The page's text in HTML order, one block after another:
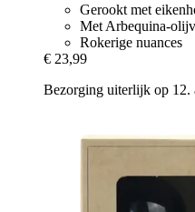
Gerookt met
Met Arbequina-
Rokerige nuances
€ 23,99
Bezorging uiterlijk op 12.